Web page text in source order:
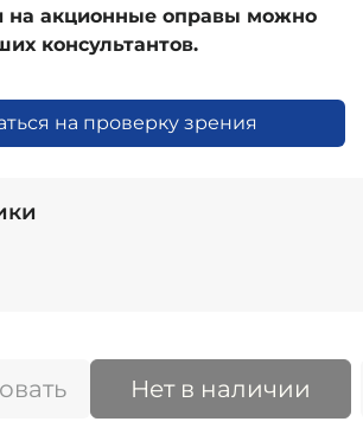
на акционные оправы можно
консультантов.
на проверку зрения
Нет в наличии